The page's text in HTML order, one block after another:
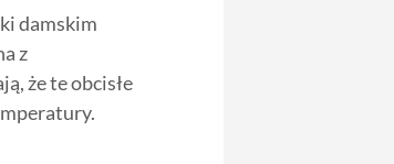
damskim
z
że te obcisłe